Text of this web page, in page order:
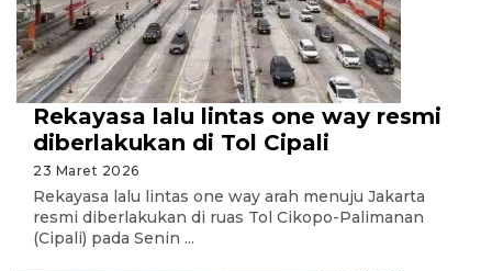
Rekayasa lalu lintas one way resmi
diberlakukan di Tol Cipali
23 Maret 2026
Rekayasa lalu lintas one way arah menuju Jakarta
resmi diberlakukan di ruas Tol Cikopo-Palimanan
(Cipali) pada Senin ...